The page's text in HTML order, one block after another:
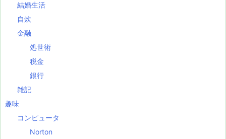
結婚生活
自炊
金融
処世術
税金
銀行
雑記
趣味
コンピュータ
Norton